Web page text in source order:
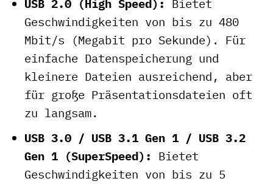
USB 2.0 (High Speed):
Bietet
Geschwindigkeiten von bis zu 480
Mbit/s (Megabit pro Sekunde). Für
einfache Datenspeicherung und
kleinere Dateien ausreichend, aber
für große Präsentationsdateien oft
zu langsam.
USB 3.0 / USB 3.1 Gen 1 / USB 3.2
Gen 1 (SuperSpeed): Bietet
Geschwindigkeiten von bis zu 5